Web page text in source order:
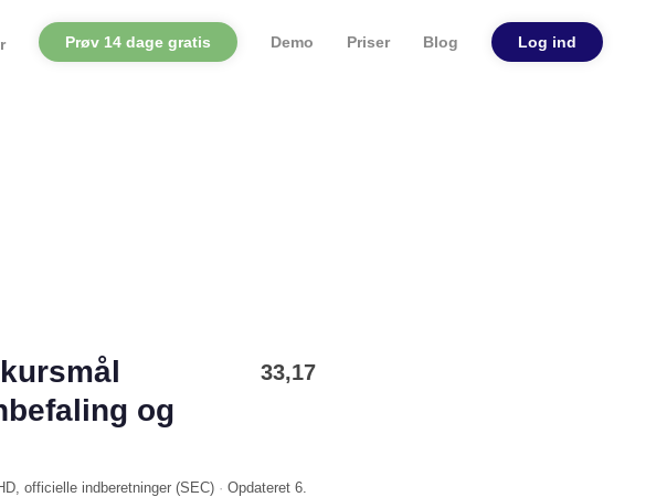
Log ind
Blog
Priser
Demo
Prøv 14 dage gratis
og
33,17
, officielle indberetninger (SEC) · Opdateret 6.